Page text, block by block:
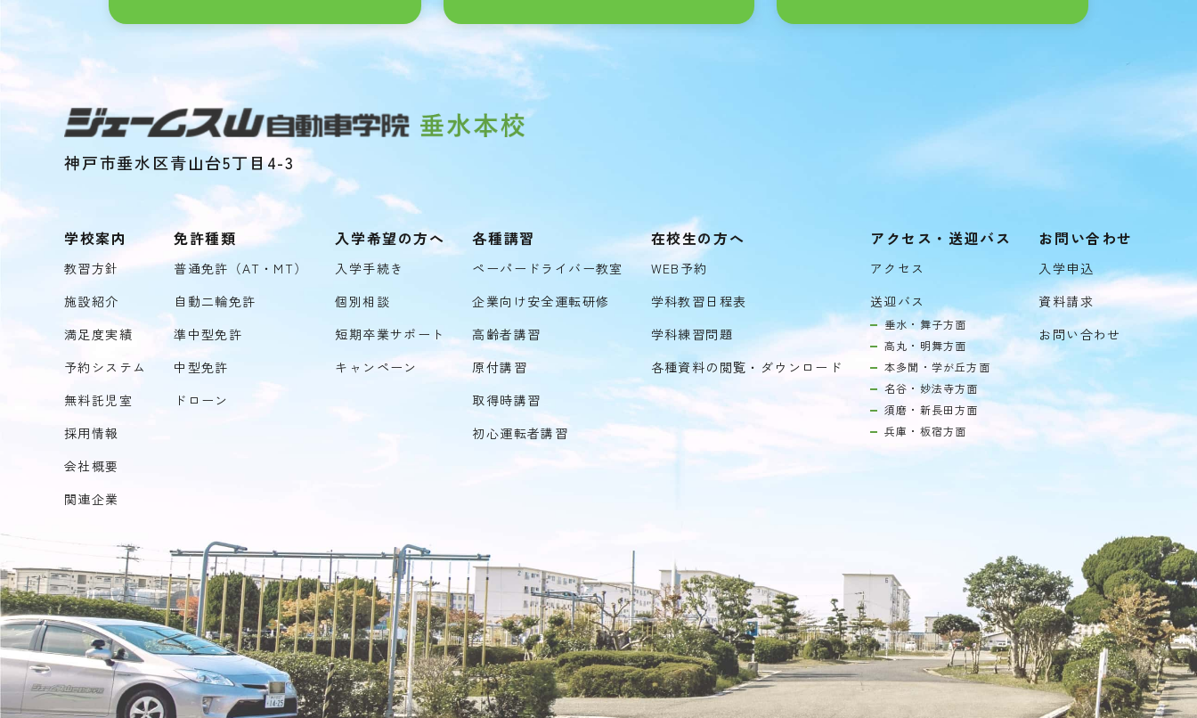
神戸市垂水区青山台5丁目4-3
学校案内
教習方針
施設紹介
満足度実績
予約システム
無料託児室
採用情報
会社概要
関連企業
免許種類
普通免許（AT・MT）
自動二輪免許
準中型免許
中型免許
ドローン
入学希望の方へ
入学手続き
個別相談
短期卒業サポート
キャンペーン
各種講習
ペーパードライバー教室
企業向け安全運転研修
高齢者講習
原付講習
取得時講習
初心運転者講習
在校生の方へ
WEB予約
学科教習日程表
学科練習問題
各種資料の閲覧・ダウンロード
アクセス・送迎バス
アクセス
送迎バス
垂水・舞子方面
高丸・明舞方面
本多聞・学が丘方面
名谷・妙法寺方面
須磨・新長田方面
兵庫・板宿方面
お問い合わせ
入学申込
資料請求
お問い合わせ